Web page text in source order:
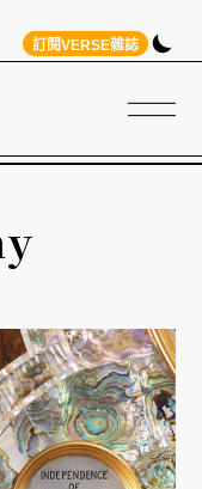
訂閱VERSE雜誌